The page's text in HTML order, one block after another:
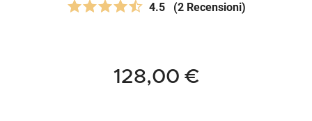
4.5 (2 Recensioni)
128,00 €